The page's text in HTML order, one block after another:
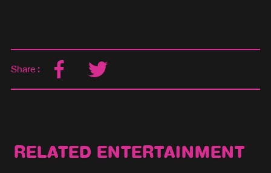
Share :
RELATED ENTERTAINMENT